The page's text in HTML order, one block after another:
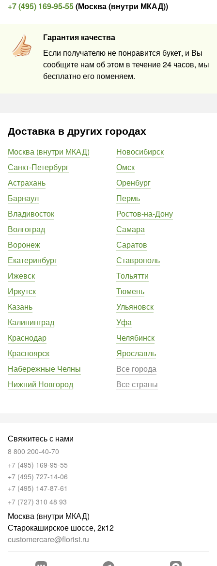
+7 (495) 169-95-55(Москва (внутри МКАД))
Гарантия качества
Если получателю не понравится букет, и Вы
сообщите нам об этом в течение 24 часов, мы
бесплатно его поменяем.
Доставка в других городах
Москва (внутри МКАД)
Санкт-Петербург
Астрахань
Барнаул
Владивосток
Волгоград
Воронеж
Екатеринбург
Ижевск
Иркутск
Казань
Калининград
Краснодар
Красноярск
Набережные Челны
Нижний Новгород
Новосибирск
Омск
Оренбург
Пермь
Ростов-на-Дону
Самара
Саратов
Ставрополь
Тольятти
Тюмень
Ульяновск
Уфа
Челябинск
Ярославль
Все города
Все страны
Свяжитесь с нами
8 800 200-40-70
+7 (495) 169-95-55
+7 (495) 727-14-06
+7 (495) 147-87-61
+7 (727) 310 48 93
Москва (внутри МКАД)
Старокаширское шоссе, 2к12
customercare@florist.ru